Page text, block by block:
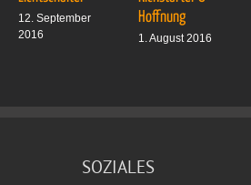
12. September
2016
Hoffnung
1. August 2016
SOZIALES